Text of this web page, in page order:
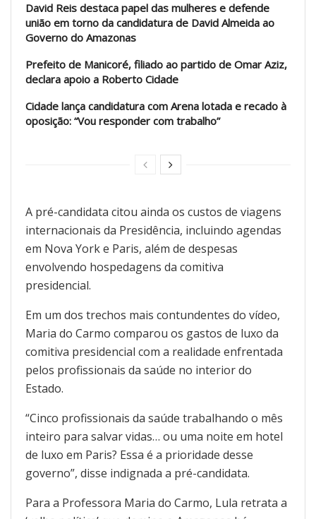
David Reis destaca papel das mulheres e defende
união em torno da candidatura de David Almeida ao
Governo do Amazonas
Prefeito de Manicoré, filiado ao partido de Omar Aziz,
declara apoio a Roberto Cidade
Cidade lança candidatura com Arena lotada e recado à
oposição: “Vou responder com trabalho”
A pré-candidata citou ainda os custos de viagens
internacionais da Presidência, incluindo agendas
em Nova York e Paris, além de despesas
envolvendo hospedagens da comitiva
presidencial.
Em um dos trechos mais contundentes do vídeo,
Maria do Carmo comparou os gastos de luxo da
comitiva presidencial com a realidade enfrentada
pelos profissionais da saúde no interior do
Estado.
“Cinco profissionais da saúde trabalhando o mês
inteiro para salvar vidas… ou uma noite em hotel
de luxo em Paris? Essa é a prioridade desse
governo”, disse indignada a pré-candidata.
Para a Professora Maria do Carmo, Lula retrata a